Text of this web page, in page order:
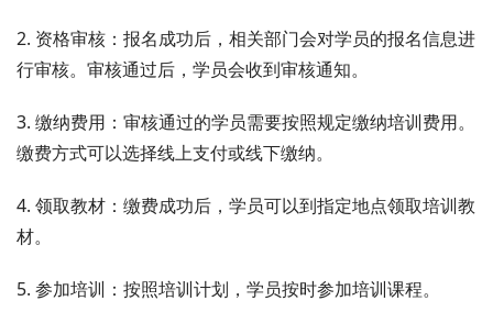
2. 资格审核：报名成功后，相关部门会对学员的报名信息进
行审核。审核通过后，学员会收到审核通知。
3. 缴纳费用：审核通过的学员需要按照规定缴纳培训费用。
缴费方式可以选择线上支付或线下缴纳。
4. 领取教材：缴费成功后，学员可以到指定地点领取培训教
材。
5. 参加培训：按照培训计划，学员按时参加培训课程。